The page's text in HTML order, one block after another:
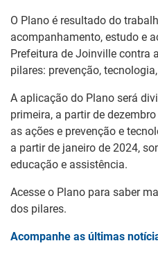
O Plano é resultado do
acompanhamento, estudo e
Prefeitura de Joinville contra
pilares: prevenção,
A aplicação do Plano será
primeira, a partir de
as ações e prevenção e
a partir de janeiro de 2024,
educação e assistência.
Acesse o Plano para saber
dos pilares.
Acompanhe as últimas